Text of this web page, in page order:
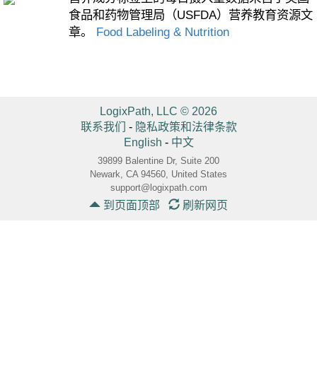
食品和药物管理局（USFDA）营养教育资源文
章。 Food Labeling & Nutrition
LogixPath, LLC © 2026
联系我们
- 隐私政策和法律条款
English - 中文
39899 Balentine Dr, Suite 200
Newark, CA 94560, United States
support@logixpath.com
到页面顶部 刷新网页